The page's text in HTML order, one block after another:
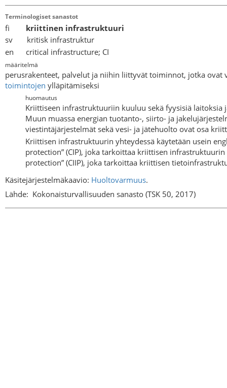
Terminologiset sanastot
fi kriittinen infrastruktuuri
sv kritisk infrastruktur
en critical infrastructure; CI
määritelmä
perusrakenteet, palvelut ja niihin liittyvät toiminnot, jotka
toimintojen ylläpitämiseksi
huomautus
Kriittiseen infrastruktuuriin kuuluu sekä fyysisiä
Muun muassa energian tuotanto-, siirto- ja
viestintäjärjestelmät sekä vesi- ja jätehuolto ovat osa
Kriittisen infrastruktuurin yhteydessä käytetään usein
protection” (CIP), joka tarkoittaa kriittisen
protection” (CIIP), joka tarkoittaa kriittisen
Käsitejärjestelmäkaavio: Huoltovarmuus.
Lähde: Kokonaisturvallisuuden sanasto (TSK 50, 2017)